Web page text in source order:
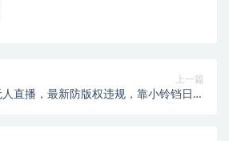
上一篇
直播，最新防版权违规，靠小铃铛日入